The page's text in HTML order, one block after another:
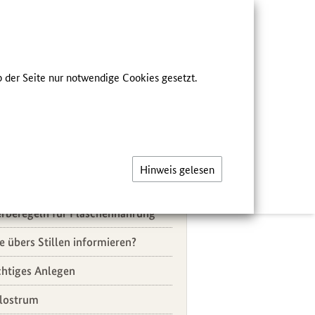
für Flaschennahrung
übers Stillen informieren?
Anlegen
Seite nur notwendige Cookies gesetzt.
Hinweis gelesen